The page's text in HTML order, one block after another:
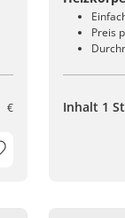
€
Preis
Inhalt 1